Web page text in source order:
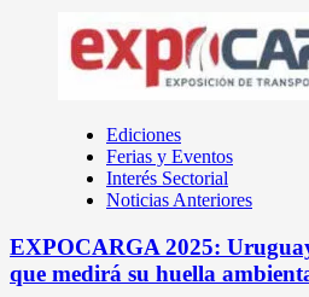
Ediciones
Ferias y Eventos
Interés Sectorial
Noticias Anteriores
EXPOCARGA 2025:
que medirá su huella